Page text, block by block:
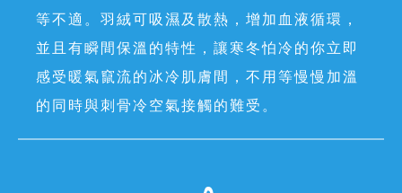
等不適。羽絨可吸濕及散熱，增加血液循環，
並且有瞬間保溫的特性，讓寒冬怕冷的你立即
感受暖氣竄流的冰冷肌膚間，不用等慢慢加溫
的同時與刺骨冷空氣接觸的難受。